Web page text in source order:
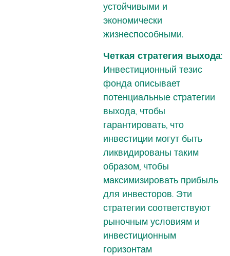
устойчивыми и
экономически
жизнеспособными.
Четкая стратегия выхода:
Инвестиционный тезис
фонда описывает
потенциальные стратегии
выхода, чтобы
гарантировать, что
инвестиции могут быть
ликвидированы таким
образом, чтобы
максимизировать прибыль
для инвесторов. Эти
стратегии соответствуют
рыночным условиям и
инвестиционным
горизонтам